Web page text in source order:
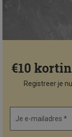
€10
Registreer je
Je e-mailadres *